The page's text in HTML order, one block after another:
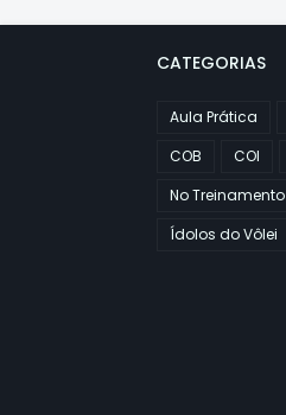
CATEGORIAS
Aula Prática
COB
COI
No Treinamento
Ídolos do Vôlei